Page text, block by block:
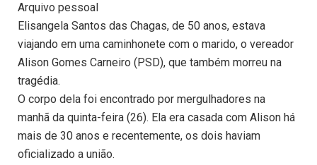
Arquivo pessoal
Elisangela Santos das Chagas, de 50 anos, estava
viajando em uma caminhonete com o marido, o vereador
Alison Gomes Carneiro (PSD), que também morreu na
tragédia.
O corpo dela foi encontrado por mergulhadores na
manhã da quinta-feira (26). Ela era casada com Alison há
mais de 30 anos e recentemente, os dois haviam
oficializado a união.